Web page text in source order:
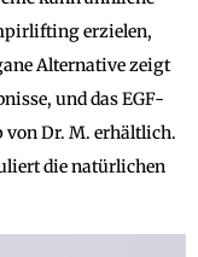
erzielen,
Alternative zeigt
und das EGF-
von Dr. M. erhältlich.
die natürlichen